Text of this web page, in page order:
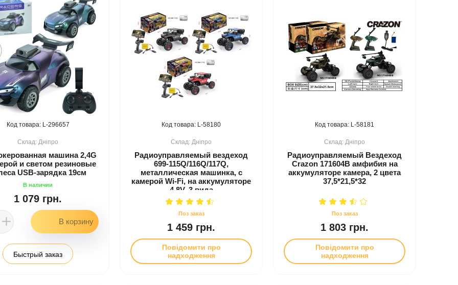
296657
Дніпро
машина 2,4G
и светом резиновые
USB-зарядка 19см
1 079 грн.
Быстрый заказ
58180
Дніпро
Радиоуправляемый вездеход
699-115Q/116Q/117Q,
металлическая машинка, с
камерой Wi-Fi, на аккумуляторе
4,8V, 3 вида
1 459 грн.
Повідомити про
надходження
58181
Дніпро
Радиоуправляемый Вездеход
Crazon 171604B амфибия на
аккумуляторе камера, 2 цвета
37,5*21,5*32
1 803 грн.
Повідомити про
надходження